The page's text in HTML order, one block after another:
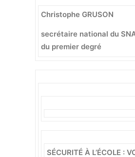
Christophe GRUSON
secrétaire national du
du premier degré
SÉCURITÉ À L’ÉCOLE :